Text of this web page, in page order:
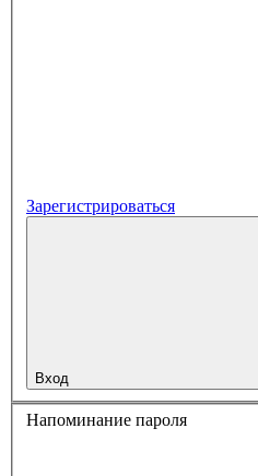
Зарегистрироваться
Вход
Напоминание пароля